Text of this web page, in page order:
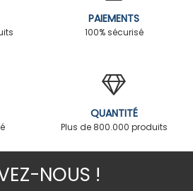
PAIEMENTS
100% sécurisé
QUANTITÉ
Plus de 800.000 produits
NOUS !